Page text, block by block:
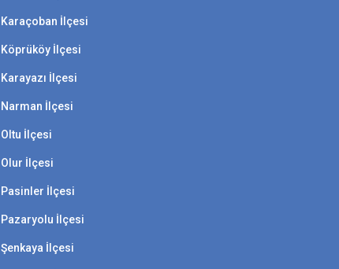
Karaçoban İlçesi
Köprüköy İlçesi
Karayazı İlçesi
Narman İlçesi
Oltu İlçesi
Olur İlçesi
Pasinler İlçesi
Pazaryolu İlçesi
Şenkaya İlçesi